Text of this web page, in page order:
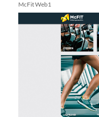
McFit Web1